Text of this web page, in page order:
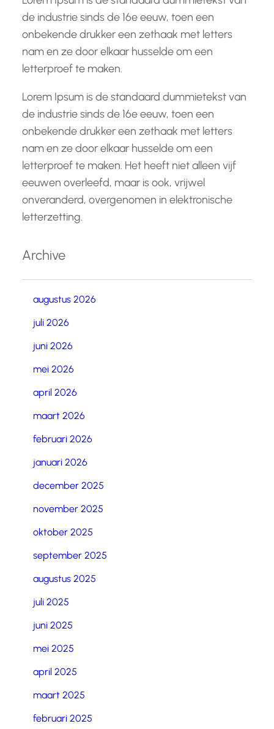
de industrie sinds de 16e eeuw, toen een
onbekende drukker een zethaak met letters
nam en ze door elkaar husselde om een
letterproef te maken.
Lorem Ipsum is de standaard dummietekst van
de industrie sinds de 16e eeuw, toen een
onbekende drukker een zethaak met letters
nam en ze door elkaar husselde om een
letterproef te maken. Het heeft niet alleen vijf
eeuwen overleefd, maar is ook, vrijwel
onveranderd, overgenomen in elektronische
letterzetting.
Archive
augustus 2026
juli 2026
juni 2026
mei 2026
april 2026
maart 2026
februari 2026
januari 2026
december 2025
november 2025
oktober 2025
september 2025
augustus 2025
juli 2025
juni 2025
mei 2025
april 2025
maart 2025
februari 2025